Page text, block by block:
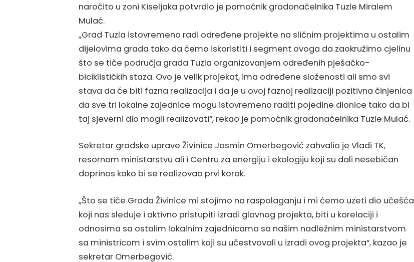
naročito u zoni Kiseljaka potvrdio je pomoćnik gradonačelnika Tuzle Miralem
Mulać.
„Grad Tuzla istovremeno radi određene projekte na sličnim projektima u ostalim
dijelovima grada tako da ćemo iskoristiti i segment ovoga da zaokružimo cjelinu
što se tiče područja grada Tuzla organizovanjem određenih pješačko-
biciklističkih staza. Ovo je velik projekat, ima određene složenosti ali smo svi
stava da će biti fazna realizacija i da je u ovoj faznoj realizaciji pozitivna činjenica
da sve tri lokalne zajednice mogu istovremeno raditi pojedine dionice tako da bi
taj sjeverni dio mogli realizovati“, rekao je pomoćnik gradonačelnika Tuzle Mulać.
Sekretar gradske uprave Živinice Jasmin Omerbegović zahvalio je Vladi TK,
resornom ministarstvu ali i Centru za energiju i ekologiju koji su dali nesebičan
doprinos kako bi se realizovao prvi korak.
„Što se tiče Grada Živinice mi stojimo na raspolaganju i mi ćemo uzeti dio učešća
koji nas sleduje i aktivno pristupiti izradi glavnog projekta, biti u korelaciji i
odnosima sa ostalim lokalnim zajednicama sa našim nadležnim ministarstvom
sa ministricom i svim ostalim koji su učestvovali u izradi ovog projekta“, kazao je
sekretar Omerbegović.